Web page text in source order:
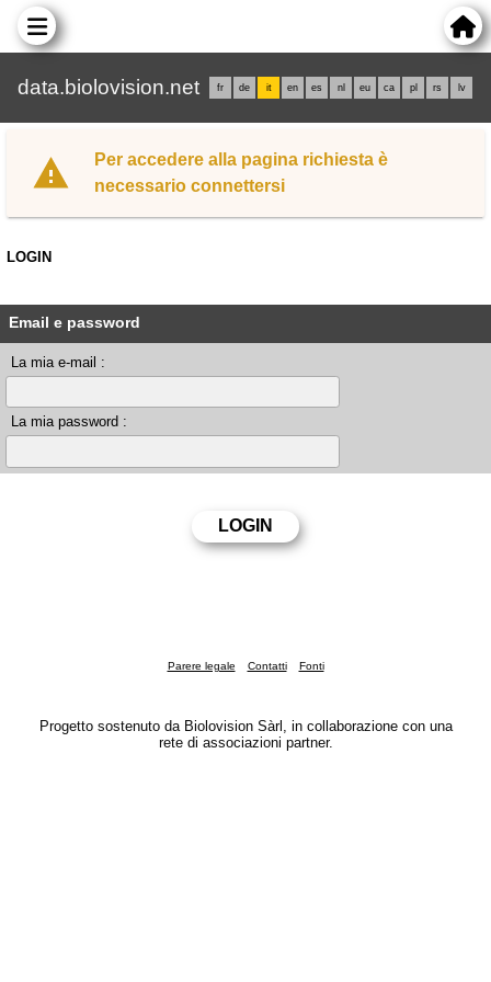
data.biolovision.net fr de it en es nl eu ca pl rs lv
Per accedere alla pagina richiesta è
necessario connettersi
LOGIN
Email e password
La mia e-mail :
La mia password :
Parere legale Contatti Fonti
Progetto sostenuto da Biolovision Sàrl, in collaborazione con una
rete di associazioni partner.